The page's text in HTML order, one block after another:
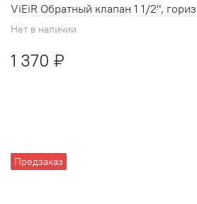
Нет в наличии
Предзаказ
1 370 ₽
ViEiR Обратный клапан 1 1/2",